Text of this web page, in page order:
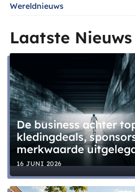
Wereldnieuws
Laatste Nieuws
De business achter
kledingdeals,
merkwaarde
16 JUNI 2026